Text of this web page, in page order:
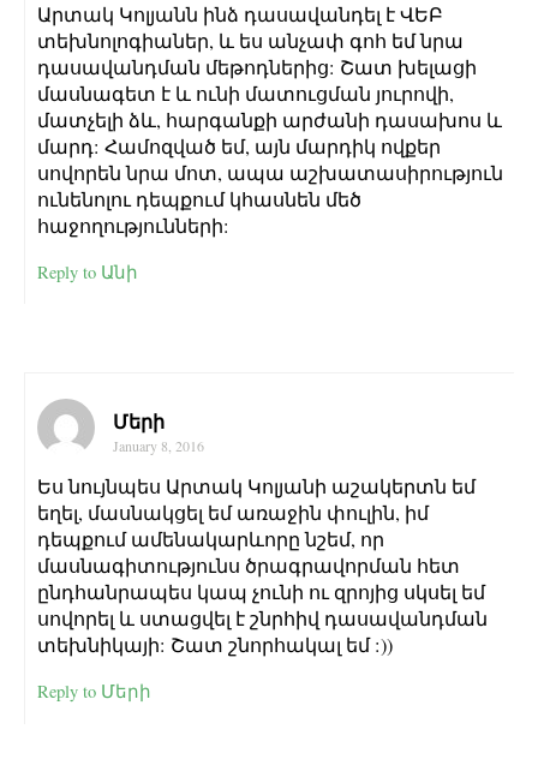
Արտակ Կոլյանն ինձ դասավանդել է ՎԵԲ
տեխնոլոգիաներ, և ես անչափ գոհ եմ նրա
դասավանդման մեթոդներից: Շատ խելացի
մասնագետ է և ունի մատուցման յուրովի,
մատչելի ձև, հարգանքի արժանի դասախոս և
մարդ: Համոզված եմ, այն մարդիկ ովքեր
սովորեն նրա մոտ, ապա աշխատասիրություն
ունենոլու դեպքում կհասնեն մեծ
հաջողությունների:
Reply to Անի
Մերի
January 8, 2016
Ես նույնպես Արտակ Կոլյանի աշակերտն եմ
եղել, մասնակցել եմ առաջին փուլին, իմ
դեպքում ամենակարևորը նշեմ, որ
մասնագիտությունս ծրագրավորման հետ
ընդհանրապես կապ չունի ու զրոյից սկսել եմ
սովորել և ստացվել է շնրհիվ դասավանդման
տեխնիկայի: Շատ շնորհակալ եմ :))
Reply to Մերի